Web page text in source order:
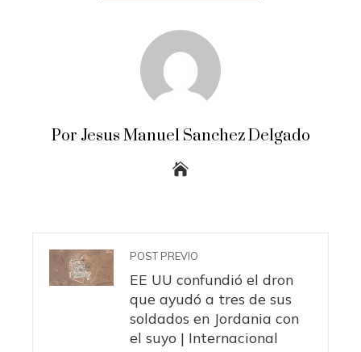
Por Jesus Manuel Sanchez Delgado
POST PREVIO
EE UU confundió el dron
que ayudó a tres de sus
soldados en Jordania con
el suyo | Internacional